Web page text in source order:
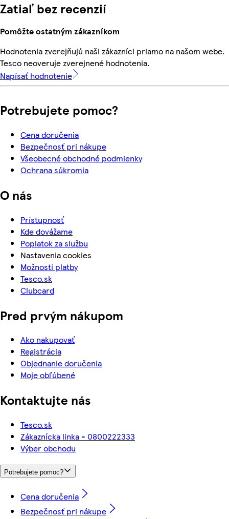
Zatiaľ bez recenzií
Pomôžte ostatným zákazníkom
Hodnotenia zverejňujú naši zákazníci priamo na našom webe.
Tesco neoveruje zverejnené hodnotenia.
Napísať hodnotenie
Potrebujete pomoc?
Cena doručenia
Bezpečnosť pri nákupe
Všeobecné obchodné podmienky
Ochrana súkromia
O nás
Prístupnosť
Kde dovážame
Poplatok za službu
Nastavenia cookies
Možnosti platby
Tesco.sk
Clubcard
Pred prvým nákupom
Ako nakupovať
Registrácia
Objednanie doručenia
Moje obľúbené
Kontaktujte nás
Tesco.sk
Zákaznícka linka - 0800222333
Výber obchodu
Potrebujete pomoc?
Cena doručenia
Bezpečnosť pri nákupe